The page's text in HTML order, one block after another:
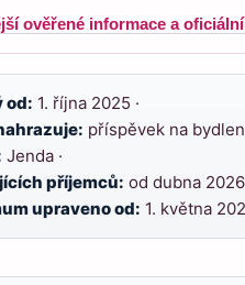
ověřené informace a
od: 1. října 2025 ·
příspěvek na
Jenda ·
příjemců: od dubna 2026
upraveno od: 1. května